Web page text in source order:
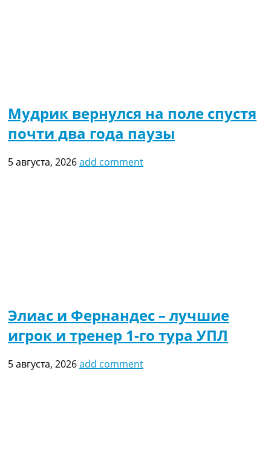
Мудрик вернулся на поле спустя
почти два года паузы
5 августа, 2026add comment
Элиас и Фернандес – лучшие
игрок и тренер 1-го тура УПЛ
5 августа, 2026add comment